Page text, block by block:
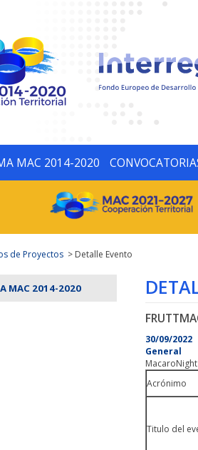
MAC 2014-2020
de Proyectos > Detalle Evento
MAC 2014-2020
30/09/2022
General
MacaroNight
Acrónimo
Titulo del